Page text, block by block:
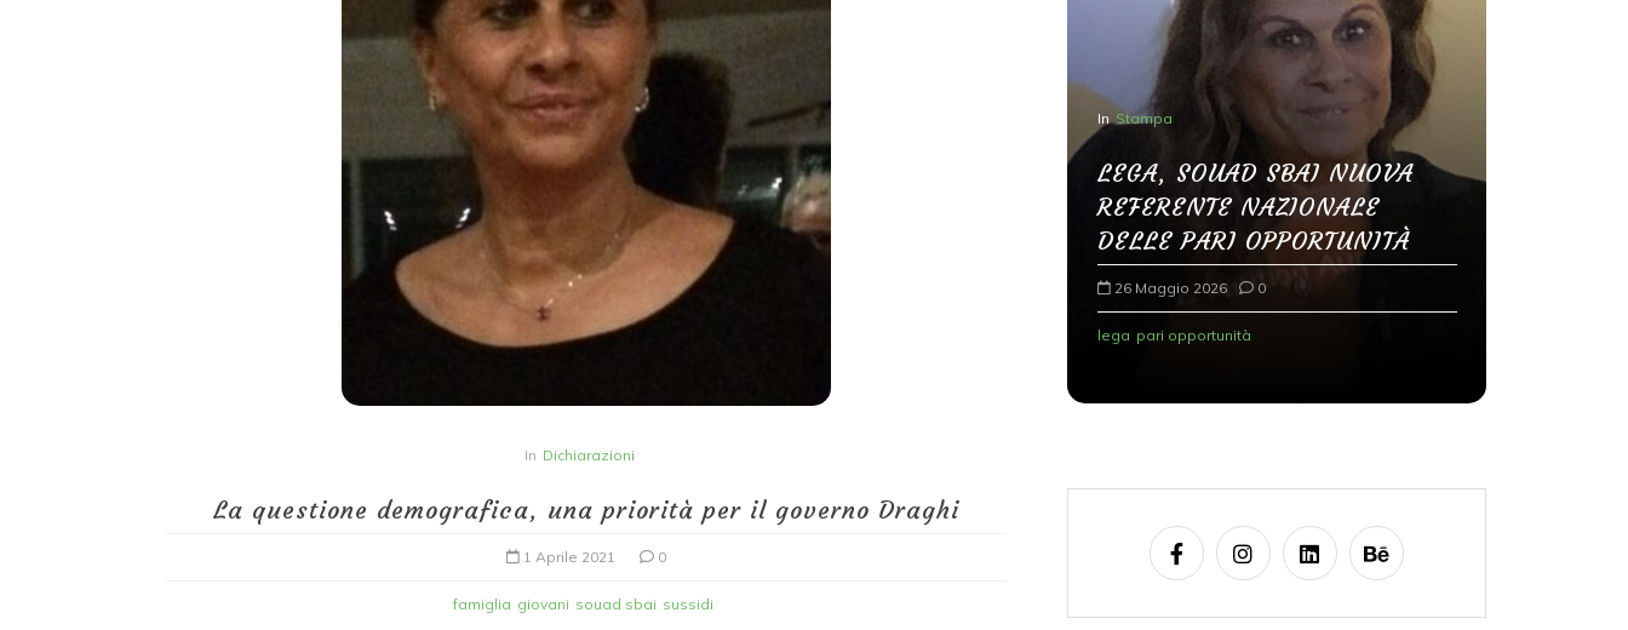
In Dichiarazioni
La questione demografica, una priorità per il governo Draghi
1 Aprile 2021 0
famiglia giovani souad sbai sussidi
LEGA, SOUAD SBAI NUOVA
REFERENTE NAZIONALE
DELLE PARI OPPORTUNITÀ
Senza categoria
Modena, il giorno dopo. Sbai:
mai sottovalutare la
radicalizzazione
In Stampa
LEGA, SOUAD SBAI NUOVA
REFERENTE NAZIONALE
DELLE PARI OPPORTUNITÀ
26 Maggio 2026 0
lega pari opportunità